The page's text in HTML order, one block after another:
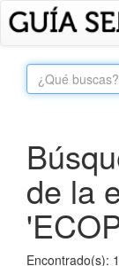
de la
Encontrado(s):